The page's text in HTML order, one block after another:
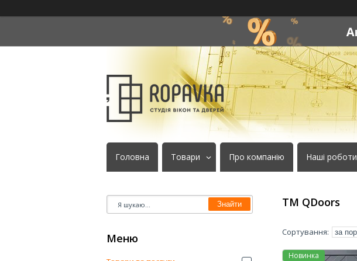
Головна Товари Про компанію Наші роботи
ТМ QDoors
Новинка
Знайти